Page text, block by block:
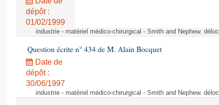
dépôt :
01/02/1999
industrie - matériel médico-chirurgical - Smith and Nephew.
Question écrite n° 434 de M. Alain Bocquet
Date de
dépôt :
30/06/1997
industrie - matériel médico-chirurgical - Smith and Nephew.